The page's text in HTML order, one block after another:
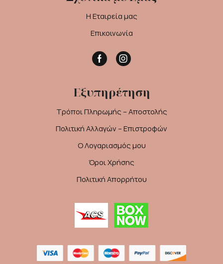
Η Εταιρεία μας
Επικοινωνία
FacebookInstagram
Εξυπηρέτηση
Τρόποι Πληρωμής – Αποστολής
Πολιτική Αλλαγών – Επιστροφών
Ο Λογαριασμός μου
Όροι Χρήσης
Πολιτική Απορρήτου